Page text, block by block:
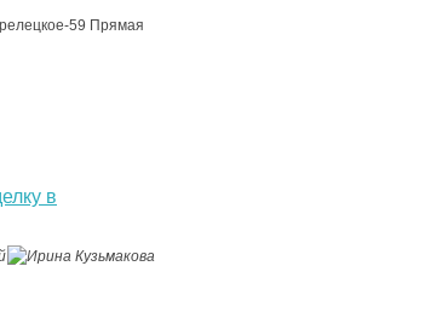
59 Прямая
в